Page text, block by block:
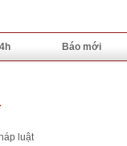
Báo mới
luật